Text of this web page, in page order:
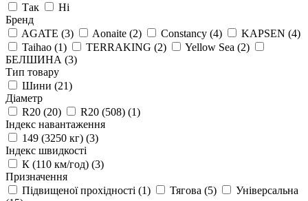
Так
Ні
Бренд
AGATE (3) Aonaite (2) Constancy (4) KAPSEN (4)
Taihao (1) TERRAKING (2) Yellow Sea (2)
БЕЛШИНА (3)
Тип товару
Шини (21)
Діаметр
R20 (20) R20 (508) (1)
Індекс навантаження
149 (3250 кг) (3)
Індекс швидкості
К (110 км/год) (3)
Призначення
Підвищеної прохідності (1) Тягова (5)
Універсальна